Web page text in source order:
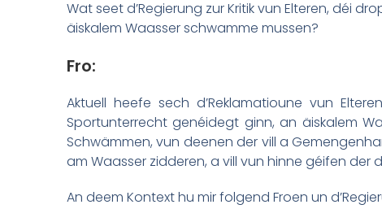
Wat seet d’Regierung zur Kritik vun Elteren, déi
äiskalem Waasser schwamme mussen?
Fro:
Aktuell heefe sech d’Reklamatioune vun
Sportunterrecht genéidegt ginn, an äiskalem
Schwämmen, vun deenen der vill a
am Waasser zidderen, a vill vun hinne géifen der
An deem Kontext hu mir folgend Froen un